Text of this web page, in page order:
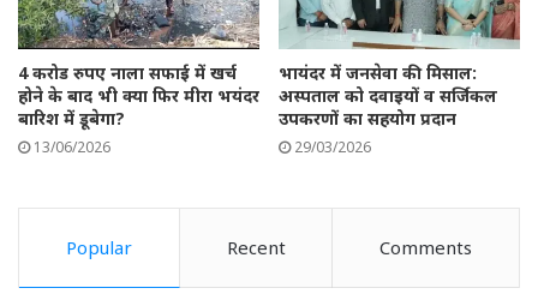
4 करोड रुपए नाला सफाई में खर्च
होने के बाद भी क्या फिर मीरा भयंदर
बारिश में डूबेगा?
13/06/2026
भायंदर में जनसेवा की मिसाल:
अस्पताल को दवाइयों व सर्जिकल
उपकरणों का सहयोग प्रदान
29/03/2026
Popular Recent Comments